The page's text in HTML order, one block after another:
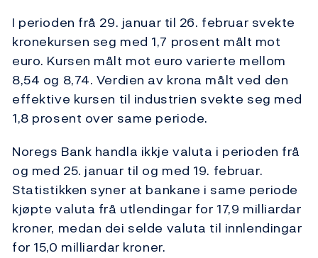
I perioden frå 29. januar til 26. februar svekte
kronekursen seg med 1,7 prosent målt mot
euro. Kursen målt mot euro varierte mellom
8,54 og 8,74. Verdien av krona målt ved den
effektive kursen til industrien svekte seg med
1,8 prosent over same periode.
Noregs Bank handla ikkje valuta i perioden frå
og med 25. januar til og med 19. februar.
Statistikken syner at bankane i same periode
kjøpte valuta frå utlendingar for 17,9 milliardar
kroner, medan dei selde valuta til innlendingar
for 15,0 milliardar kroner.